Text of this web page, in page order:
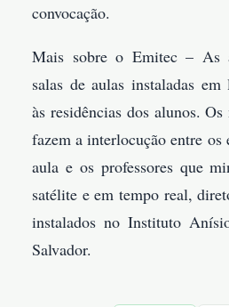
convocação.
Mais sobre o Emitec – As
salas de aulas instaladas
às residências dos alunos.
fazem a interlocução entre os
aula e os professores que
satélite e em tempo real,
instalados no Instituto
Salvador.